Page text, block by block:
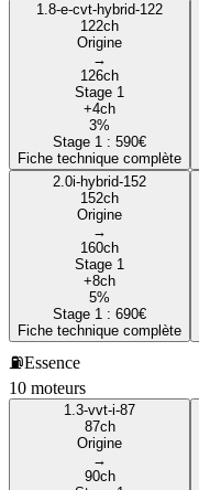
1.8-e-cvt-hybrid-122
122ch
Origine
→
126ch
Stage 1
+4ch
3%
Stage 1 : 590€
Fiche technique complète
2.0i-hybrid-152
152ch
Origine
→
160ch
Stage 1
+8ch
5%
Stage 1 : 690€
Fiche technique complète
⛽Essence
10 moteurs
1.3-vvt-i-87
87ch
Origine
→
90ch